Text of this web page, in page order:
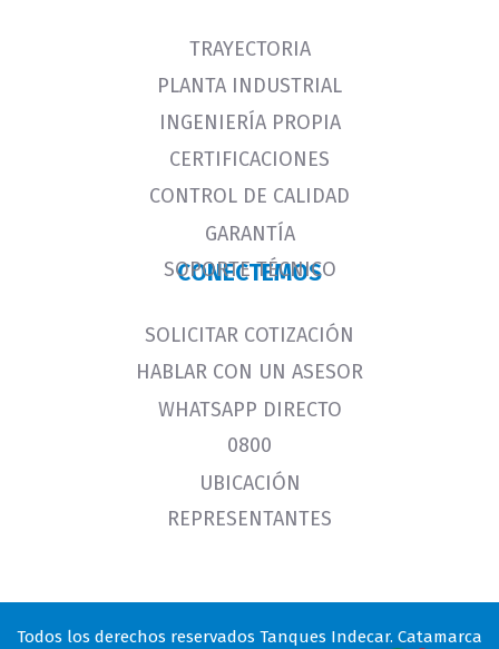
TRAYECTORIA
PLANTA INDUSTRIAL
INGENIERÍA PROPIA
CERTIFICACIONES
CONTROL DE CALIDAD
GARANTÍA
SOPORTE TÉCNICO
CONECTEMOS
SOLICITAR COTIZACIÓN
HABLAR CON UN ASESOR
WHATSAPP DIRECTO
0800
UBICACIÓN
REPRESENTANTES
Todos los derechos reservados Tanques Indecar. Catamarca